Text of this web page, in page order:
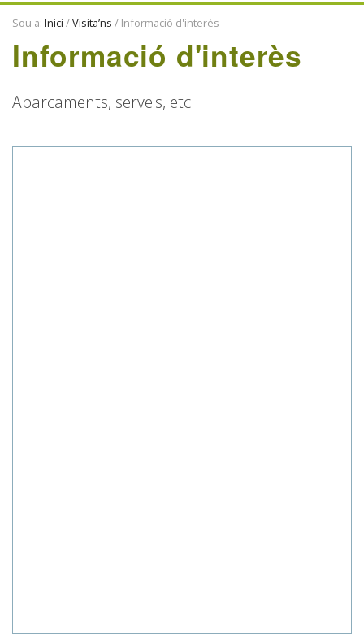
ENTITATS
TRADICIONS
Sou a: Inici /Visita’ns / Informació d'interès
Informació d'interès
Aparcaments, serveis, etc...